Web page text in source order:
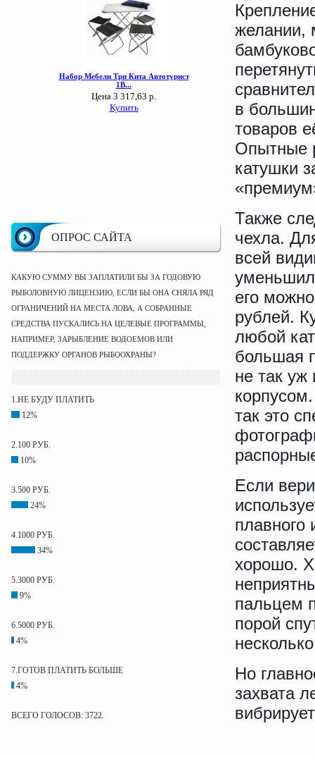
ОПРОС САЙТА
КАКУЮ СУММУ ВЫ ЗАПЛАТИЛИ БЫ ЗА ГОДОВУЮ
РЫБОЛОВНУЮ ЛИЦЕНЗИЮ, ЕСЛИ БЫ ОНА СНЯЛА РЯД
ОГРАНИЧЕНИЙ НА МЕСТА ЛОВА, А СОБРАННЫЕ
СРЕДСТВА ПУСКАЛИСЬ НА ЦЕЛЕВЫЕ ПРОГРАММЫ,
НАПРИМЕР, ЗАРЫБЛЕНИЕ ВОДОЕМОВ ИЛИ
ПОДДЕРЖКУ ОРГАНОВ РЫБООХРАНЫ?
1.НЕ БУДУ ПЛАТИТЬ
12%
2.100 РУБ.
10%
3.500 РУБ.
24%
4.1000 РУБ.
34%
5.3000 РУБ.
9%
6.5000 РУБ.
4%
7.ГОТОВ ПЛАТИТЬ БОЛЬШЕ
4%
ВСЕГО ГОЛОСОВ: 3722.
желании,
в
товаров
Опытные
катушки
Также
чехла.
всей
уменьшил
его
рублей.
любой
большая
не так уж
так это
Если
плавного
хорошо.
пальцем
порой
Но
захвата